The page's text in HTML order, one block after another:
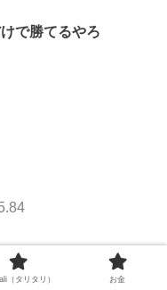
で勝てるやろ
（タリタリ） お金